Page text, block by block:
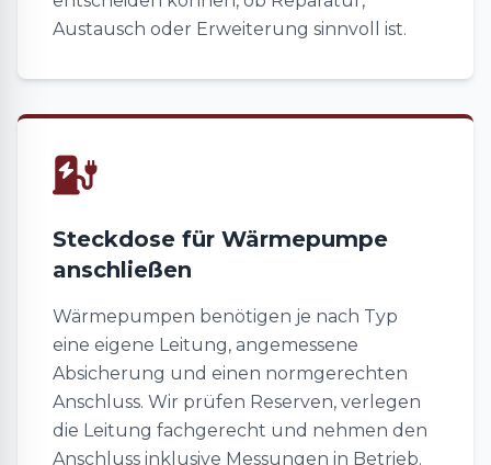
Austausch oder Erweiterung sinnvoll ist.
Steckdose für Wärmepumpe
anschließen
Wärmepumpen benötigen je nach Typ
eine eigene Leitung, angemessene
Absicherung und einen normgerechten
Anschluss. Wir prüfen Reserven, verlegen
die Leitung fachgerecht und nehmen den
Anschluss inklusive Messungen in Betrieb.